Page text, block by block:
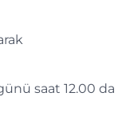
saat 12.00 da